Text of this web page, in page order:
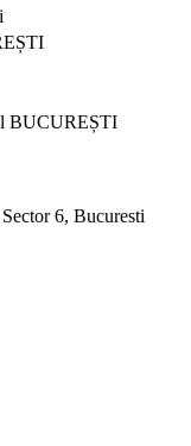
BUCUREȘTI
6, Bucuresti